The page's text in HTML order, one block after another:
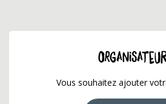
Vous souhaitez ajouter